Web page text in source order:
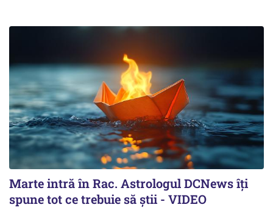
Marte intră în Rac. Astrologul DCNews îți
spune tot ce trebuie să știi - VIDEO